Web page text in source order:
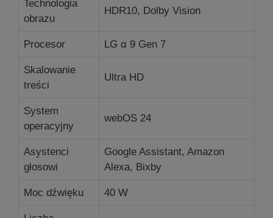
Technologia
obrazu
HDR10, Dolby Vision
Procesor LG α 9 Gen 7
Skalowanie
treści
Ultra HD
System
operacyjny
webOS 24
Asystenci
głosowi
Google Assistant, Amazon
Alexa, Bixby
Moc dźwięku 40 W